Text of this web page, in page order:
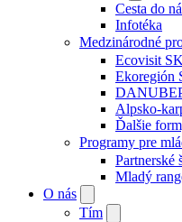
Cesta do
Infotéka
Medzinárodné
Ecovisit
Ekoregión
Alpsko-
Ďalšie
Programy pre
Partnerské
Mladý
O nás
Tím